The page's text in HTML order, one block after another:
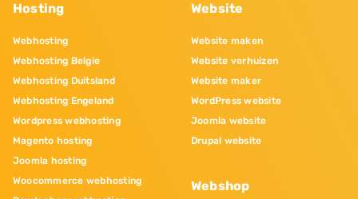
Hosting
Webhosting
Webhosting Belgie
Webhosting Duitsland
Webhosting Engeland
Wordpress webhosting
Magento hosting
Joomla hosting
Woocommerce webhosting
Website
Website maken
Website verhuizen
Website maker
WordPress website
Joomla website
Drupal website
Webshop